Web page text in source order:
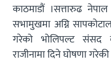
काठमाडौं ।सत्तारुढ
सभामुखमा अग्नि
गरेको भोलिपल्ट संसद
राजीनामा दिने घोषणा